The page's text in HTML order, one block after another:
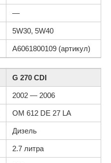
—
5W30, 5W40
A6061800109 (артикул)
G 270 CDI
2002 — 2006
OM 612 DE 27 LA
Дизель
2.7 литра